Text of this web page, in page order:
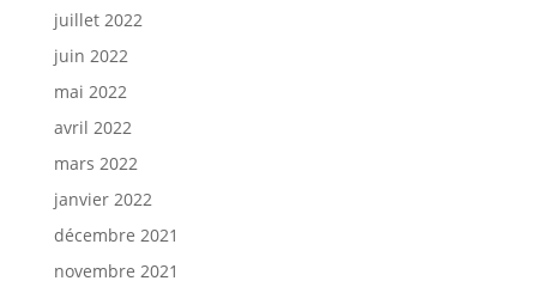
juillet 2022
juin 2022
mai 2022
avril 2022
mars 2022
janvier 2022
décembre 2021
novembre 2021